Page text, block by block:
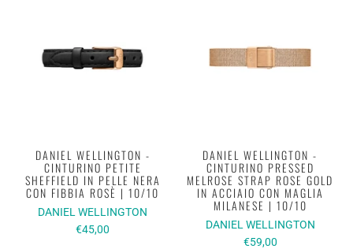
DANIEL WELLINGTON -
CINTURINO PETITE
SHEFFIELD IN PELLE NERA
CON FIBBIA ROSÈ | 10/10
DANIEL WELLINGTON
€45,00
DANIEL WELLINGTON -
CINTURINO PRESSED
MELROSE STRAP ROSE GOLD
IN ACCIAIO CON MAGLIA
MILANESE | 10/10
DANIEL WELLINGTON
€59,00